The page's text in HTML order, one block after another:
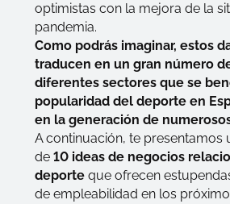
optimistas con la mejora de la
pandemia.
Como podrás imaginar, estos
traducen en un gran número
diferentes sectores que se
popularidad del deporte en
en la generación de
A continuación, te presentamos
de10 ideas de negocios
deporte que ofrecen
de empleabilidad en los